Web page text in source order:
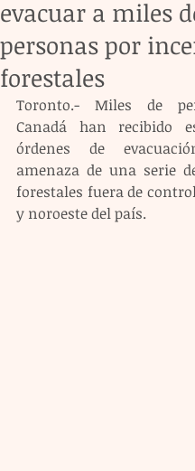
evacuar a miles
personas por
forestales
Toronto.- Miles de
Canadá han recibido
órdenes de
amenaza de una serie
forestales fuera de
y noroeste del país.